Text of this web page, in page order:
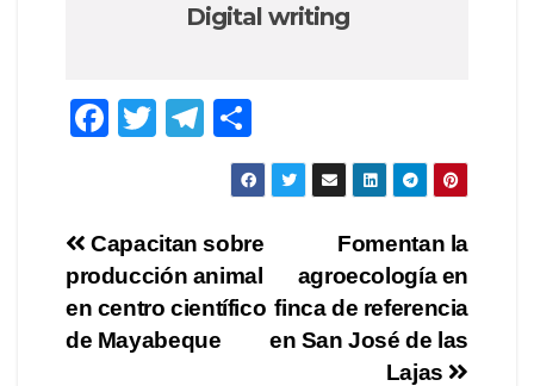
Digital writing
F
e
b
o
o
T
er
T
el
gr
a
m
h
ar
e
Post
navigation
Fomentan la
agroecología en
finca de referencia
en San José de las
Lajas
Capacitan sobre
producción animal
en centro científico
de Mayabeque